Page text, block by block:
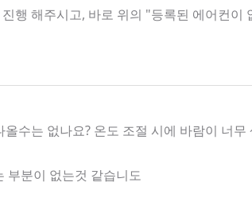
행 해주시고, 바로 위의 "등록된 에어컨이
수는 없나요? 온도 조절 시에 바람이 너무
부분이 없는것 같습니도